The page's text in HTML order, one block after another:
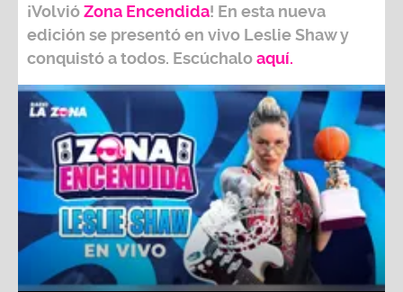
¡VolvióZona Encendida! En esta nueva
edición se presentó en vivo Leslie Shaw y
conquistó a todos. Escúchaloaquí.